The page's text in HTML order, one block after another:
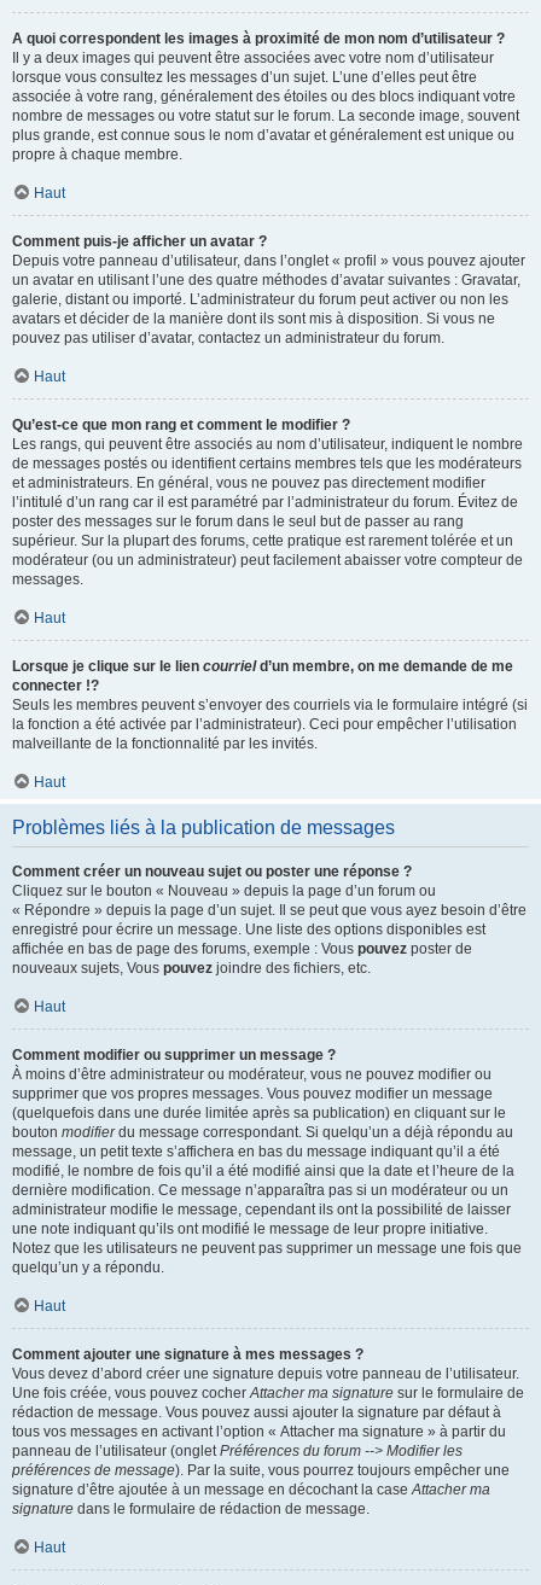
A quoi correspondent les images à proximité de mon nom d’utilisateur ?
Il y a deux images qui peuvent être associées avec votre nom d’utilisateur
lorsque vous consultez les messages d’un sujet. L’une d’elles peut être
associée à votre rang, généralement des étoiles ou des blocs indiquant votre
nombre de messages ou votre statut sur le forum. La seconde image, souvent
plus grande, est connue sous le nom d’avatar et généralement est unique ou
propre à chaque membre.
Haut
Comment puis-je afficher un avatar ?
Depuis votre panneau d’utilisateur, dans l’onglet « profil » vous pouvez ajouter
un avatar en utilisant l’une des quatre méthodes d’avatar suivantes : Gravatar,
galerie, distant ou importé. L’administrateur du forum peut activer ou non les
avatars et décider de la manière dont ils sont mis à disposition. Si vous ne
pouvez pas utiliser d’avatar, contactez un administrateur du forum.
Haut
Qu’est-ce que mon rang et comment le modifier ?
Les rangs, qui peuvent être associés au nom d’utilisateur, indiquent le nombre
de messages postés ou identifient certains membres tels que les modérateurs
et administrateurs. En général, vous ne pouvez pas directement modifier
l’intitulé d’un rang car il est paramétré par l’administrateur du forum. Évitez de
poster des messages sur le forum dans le seul but de passer au rang
supérieur. Sur la plupart des forums, cette pratique est rarement tolérée et un
modérateur (ou un administrateur) peut facilement abaisser votre compteur de
messages.
Haut
Lorsque je clique sur le lien courrield’un membre, on me demande de me
connecter !?
Seuls les membres peuvent s’envoyer des courriels via le formulaire intégré (si
la fonction a été activée par l’administrateur). Ceci pour empêcher l’utilisation
malveillante de la fonctionnalité par les invités.
Haut
Problèmes liés à la publication de messages
Comment créer un nouveau sujet ou poster une réponse ?
Cliquez sur le bouton « Nouveau » depuis la page d’un forum ou
« Répondre » depuis la page d’un sujet. Il se peut que vous ayez besoin d’être
enregistré pour écrire un message. Une liste des options disponibles est
affichée en bas de page des forums, exemple : Vous pouvez poster de
nouveaux sujets, Vous pouvez joindre des fichiers, etc.
Haut
Comment modifier ou supprimer un message ?
À moins d’être administrateur ou modérateur, vous ne pouvez modifier ou
supprimer que vos propres messages. Vous pouvez modifier un message
(quelquefois dans une durée limitée après sa publication) en cliquant sur le
bouton modifierdu message correspondant. Si quelqu’un a déjà répondu au
message, un petit texte s’affichera en bas du message indiquant qu’il a été
modifié, le nombre de fois qu’il a été modifié ainsi que la date et l’heure de la
dernière modification. Ce message n’apparaîtra pas si un modérateur ou un
administrateur modifie le message, cependant ils ont la possibilité de laisser
une note indiquant qu’ils ont modifié le message de leur propre initiative.
Notez que les utilisateurs ne peuvent pas supprimer un message une fois que
quelqu’un y a répondu.
Haut
Comment ajouter une signature à mes messages ?
Vous devez d’abord créer une signature depuis votre panneau de l’utilisateur.
Une fois créée, vous pouvez cocherAttacher ma signature sur le formulaire de
rédaction de message. Vous pouvez aussi ajouter la signature par défaut à
tous vos messages en activant l’option « Attacher ma signature » à partir du
panneau de l’utilisateur (ongletPréférences du forum --> Modifier les
préférences de message). Par la suite, vous pourrez toujours empêcher une
signature d’être ajoutée à un message en décochant la caseAttacher ma
signature dans le formulaire de rédaction de message.
Haut